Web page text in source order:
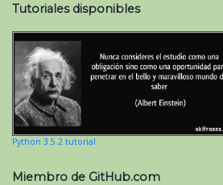
Tutoriales disponibles
Python 3.5.2 tutorial
Miembro de GitHub.com